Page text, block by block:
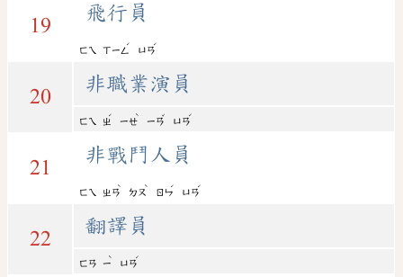
19
飛行員
ㄈㄟ ㄒㄧㄥ
ˊ
ㄩㄢ
ˊ
20
非職業演員
ㄈㄟ ㄓ
ˊ
ㄧㄝ
ˋ
ㄧㄢ
ˇ
ㄩㄢ
ˊ
21
非戰鬥人員
ㄈㄟ ㄓㄢ
ˋ
ㄉㄡ
ˋ
ㄖㄣ
ˊ
ㄩㄢ
ˊ
22
翻譯員
ㄈㄢ ㄧ
ˋ
ㄩㄢ
ˊ